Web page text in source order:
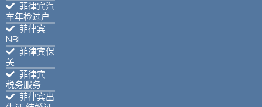
菲律宾汽
车年检过户
菲律宾
NBI
菲律宾保
关
菲律宾
税务服务
菲律宾出